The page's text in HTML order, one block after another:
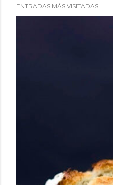
ENTRADAS MÁS VISITADAS